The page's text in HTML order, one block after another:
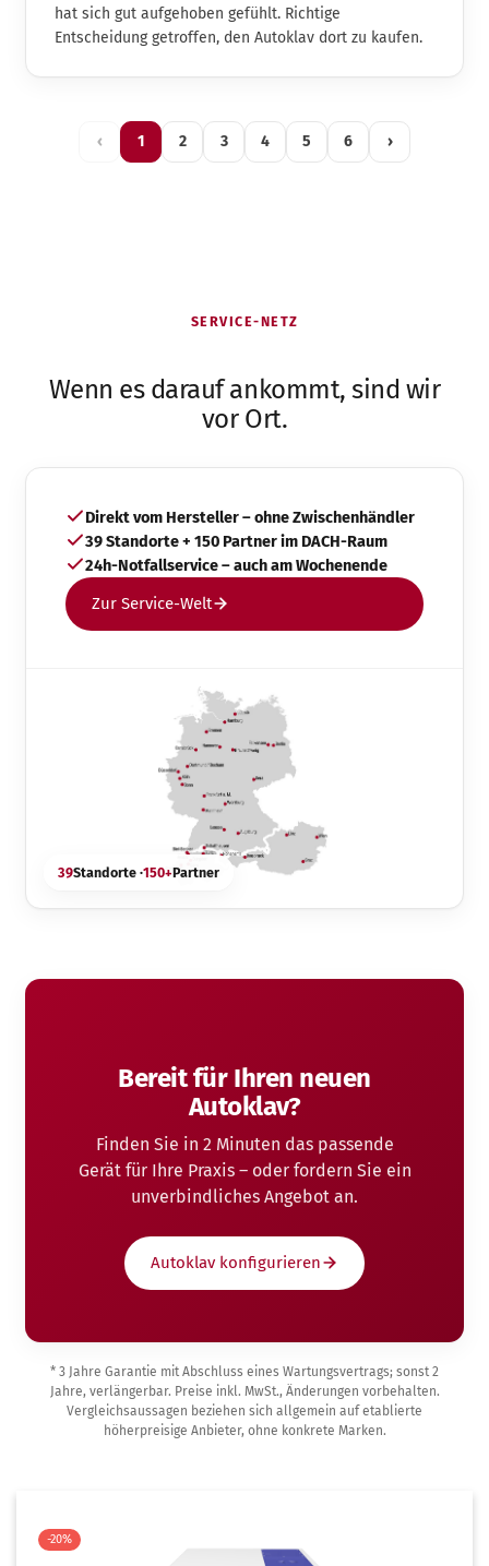
hat sich gut aufgehoben gefühlt. Richtige
Entscheidung getroffen, den Autoklav dort zu kaufen.
‹ 1 2 3 4 5 6 ›
SERVICE-NETZ
Wenn es darauf ankommt, sind wir
vor Ort.
Direkt vom Hersteller – ohne Zwischenhändler
39 Standorte + 150 Partner im DACH-Raum
24h-Notfallservice – auch am Wochenende
Zur Service-Welt
39Standorte ·150+Partner
Bereit für Ihren neuen
Autoklav?
Finden Sie in 2 Minuten das passende
Gerät für Ihre Praxis – oder fordern Sie ein
unverbindliches Angebot an.
Autoklav konfigurieren
* 3 Jahre Garantie mit Abschluss eines Wartungsvertrags; sonst 2
Jahre, verlängerbar. Preise inkl. MwSt., Änderungen vorbehalten.
Vergleichsaussagen beziehen sich allgemein auf etablierte
höherpreisige Anbieter, ohne konkrete Marken.
-20%